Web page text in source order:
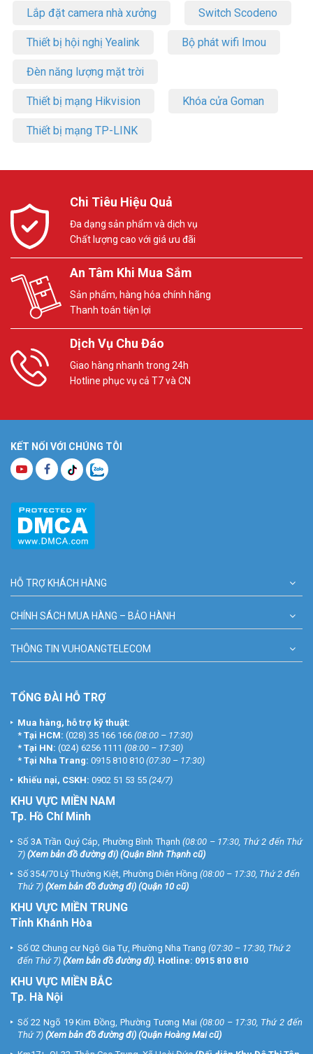
Lắp đặt camera nhà xưởng Switch Scodeno
Thiết bị hội nghị Yealink Bộ phát wifi Imou
Đèn năng lượng mặt trời
Thiết bị mạng Hikvision Khóa cửa Goman
Thiết bị mạng TP-LINK
Chi Tiêu Hiệu Quả
Đa dạng sản phẩm và dịch vụ
Chất lượng cao với giá ưu đãi
An Tâm Khi Mua Sắm
Sản phẩm, hàng hóa chính hãng
Thanh toán tiện lợi
Dịch Vụ Chu Đáo
Giao hàng nhanh trong 24h
Hotline phục vụ cả T7 và CN
KẾT NỐI VỚI CHÚNG TÔI
HỖ TRỢ KHÁCH HÀNG
CHÍNH SÁCH MUA HÀNG – BẢO HÀNH
THÔNG TIN VUHOANGTELECOM
TỔNG ĐÀI HỖ TRỢ
Mua hàng, hỗ trợ kỹ thuật:
* Tại HCM: (028) 35 166 166 (08:00 – 17:30)
* Tại HN: (024) 6256 1111 (08:00 – 17:30)
* Tại Nha Trang: 0915 810 810 (07:30 – 17:30)
Khiếu nại, CSKH: 0902 51 53 55 (24/7)
KHU VỰC MIỀN NAM
Tp. Hồ Chí Minh
Số 3A Trần Quý Cáp, Phường Bình Thạnh (08:00 – 17:30, Thứ 2 đến Thứ
7) (Xem bản đồ đường đi) (Quận Bình Thạnh cũ)
Số 354/70 Lý Thường Kiệt, Phường Diên Hồng (08:00 – 17:30, Thứ 2 đến
Thứ 7) (Xem bản đồ đường đi) (Quận 10 cũ)
KHU VỰC MIỀN TRUNG
Tỉnh Khánh Hòa
Số 02 Chung cư Ngô Gia Tự, Phường Nha Trang (07:30 – 17:30, Thứ 2
đến Thứ 7) (Xem bản đồ đường đi). Hotline: 0915 810 810
KHU VỰC MIỀN BẮC
Tp. Hà Nội
Số 22 Ngõ 19 Kim Đồng, Phường Tương Mai (08:00 – 17:30, Thứ 2 đến
Thứ 7) (Xem bản đồ đường đi) (Quận Hoàng Mai cũ)